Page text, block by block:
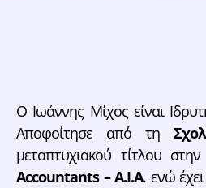
Ο Ιωάννης Μίχος είναι
Αποφοίτησε από τη
μεταπτυχιακού τίτλου στην
Accountants – A.I.A. ενώ